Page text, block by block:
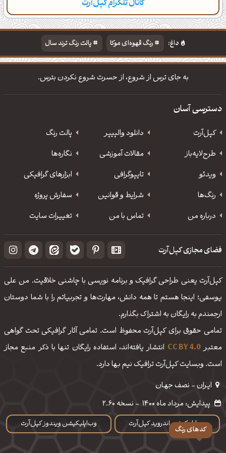
کانال تلگرام کپل‌آرت
دسته‌بندی مطالب تازه تایپوگرافی پالت‌ها
داغ: رنگ قهوه‌ای موکا
پالت رنگ ترند سال
دانلود والپیپر مذهبی
تایپوگرافی شعر مولانا
به جای ترس از شروع، از حسرت شروع نکردن بترس.
دسترسی آسان
کپل‌آرت دانلود‌ والپیپر
پالت رنگ
طرح‌لایه‌باز
مقالات آموزشی
نگاره‌ها
ویدئو
‌تایپوگرافی
ابزارهای گرافیکی
رنگ‌ها
شرایط و قوانین
سفارش پروژه
درباره من
تماس با من تغییرات سایت
فضای مجازی کپل‌آرت
کپل‌آرت یعنی طراحی گرافیک و برنامه نویسی با چاشنی خلاقیت. من علی
یوسفی؛ اینجا هستم تا همه دانش، مهارت‌‌ها و تجربیاتم را با شما دوستان
ارجمندم به رایگان به اشتراک بگذارم.
تمامی حقوق برای کپل‌آرت محفوظ است. تمامی آثار گرافیکی تحت گواهی
معتبرCC BY 4.0 انتشار یافته‌اند، استفاده رایگان تنها با ذکر منبع مجاز
است. وبسایت کپل‌آرت ترافیک نیم بها دارد.
ایـران - نصف جهـان
وب‌اپلیکیشن اندروید کپل‌آرت وب‌اپلیکیشن ویندوز کپل‌آرت
پیدایش: مرداد ماه 1400 - نسخه 2.60